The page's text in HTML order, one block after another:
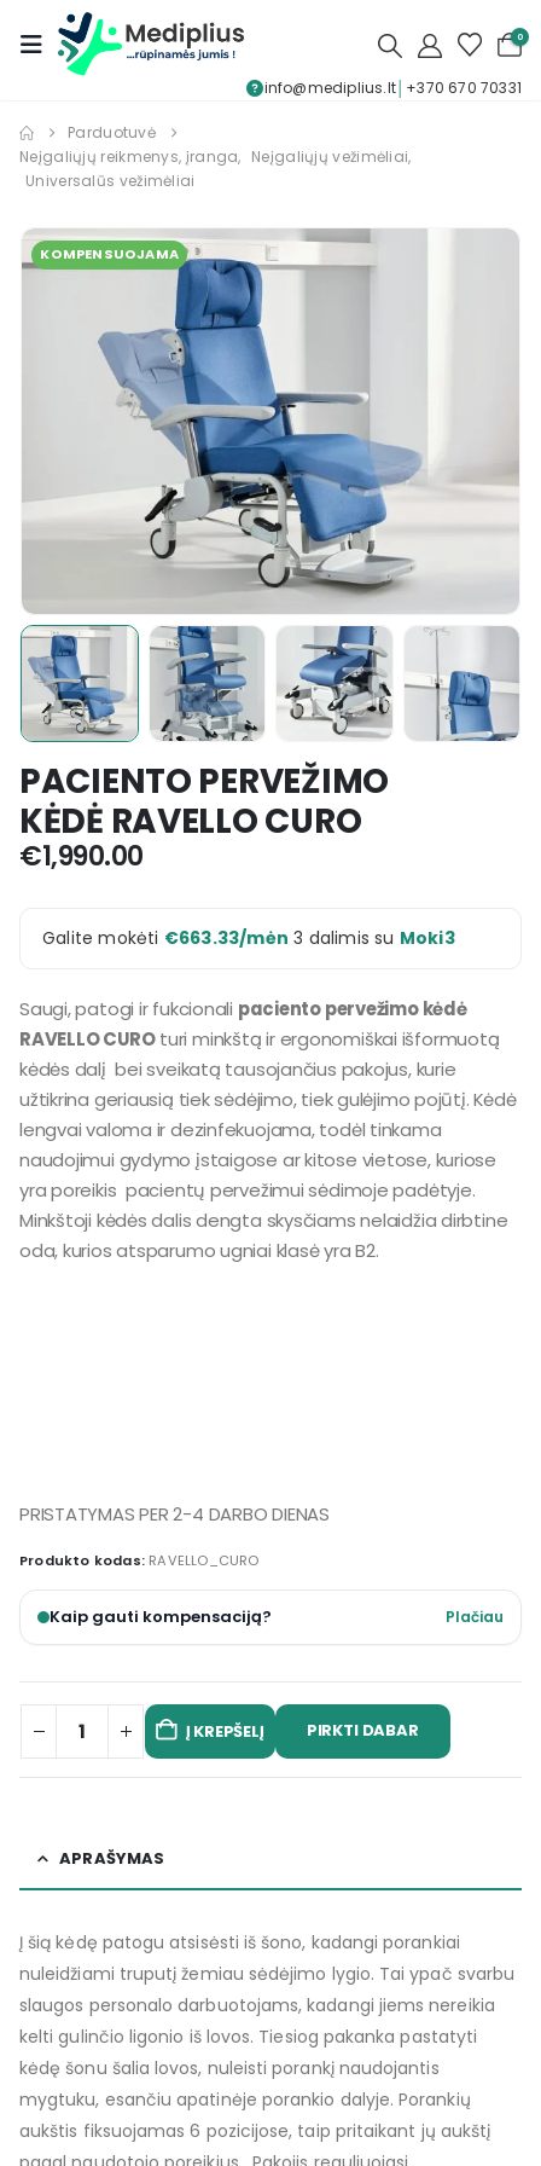
0
info@mediplius.lt│ +370 670 70331
Parduotuvė
Neįgaliųjų reikmenys, įranga, Neįgaliųjų vežimėliai,
Universalūs vežimėliai
KOMPENSUOJAMA
PACIENTO PERVEŽIMO
KĖDĖ RAVELLO CURO
€1,990.00
Galite mokėti €663.33/mėn 3 dalimis su Moki3
Saugi, patogi ir fukcionali paciento pervežimo kėdė
RAVELLO CUROturi minkštą ir ergonomiškai išformuotą
kėdės dalį bei sveikatą tausojančius pakojus, kurie
užtikrina geriausią tiek sėdėjimo, tiek gulėjimo pojūtį. Kėdė
lengvai valoma ir dezinfekuojama, todėl tinkama
naudojimui gydymo įstaigose ar kitose vietose, kuriose
yra poreikis pacientų pervežimui sėdimoje padėtyje.
Minkštoji kėdės dalis dengta skysčiams nelaidžia dirbtine
oda, kurios atsparumo ugniai klasė yra B2.
PRISTATYMAS PER 2-4 DARBO DIENAS
Produkto kodas: RAVELLO_CURO
Kaip gauti kompensaciją? Plačiau
Į KREPŠELĮ PIRKTI DABAR
APRAŠYMAS
Į šią kėdę patogu atsisėsti iš šono, kadangi porankiai
nuleidžiami truputį žemiau sėdėjimo lygio. Tai ypač svarbu
slaugos personalo darbuotojams, kadangi jiems nereikia
kelti gulinčio ligonio iš lovos. Tiesiog pakanka pastatyti
kėdę šonu šalia lovos, nuleisti porankį naudojantis
mygtuku, esančiu apatinėje porankio dalyje. Porankių
aukštis fiksuojamas 6 pozicijose, taip pritaikant jų aukštį